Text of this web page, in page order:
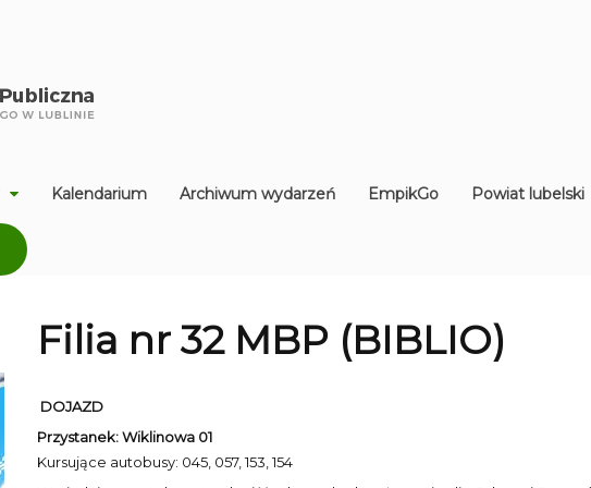
Kalendarium Archiwum wydarzeń EmpikGo Powiat lubelski
Filia nr 32 MBP (BIBLIO)
DOJAZD
Przystanek: Wiklinowa 01
Kursujące autobusy: 045, 057, 153, 154